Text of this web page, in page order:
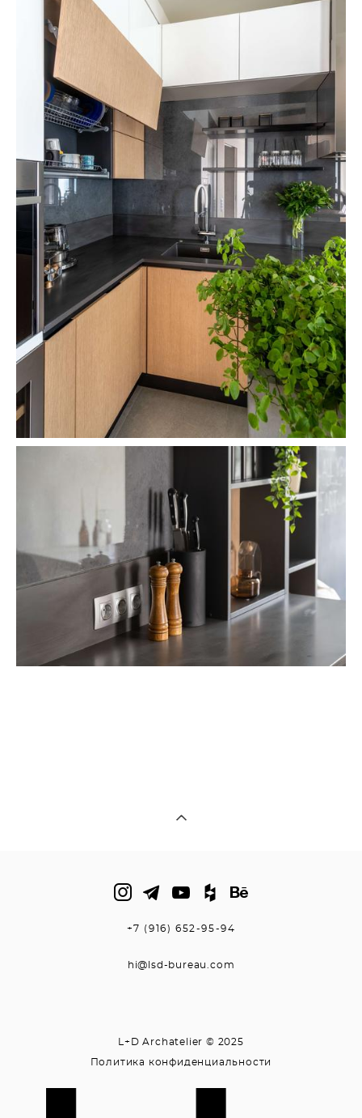
+7 (916) 652-95-94
hi@lsd-bureau.com
L+D Archatelier © 2025
Политика конфиденциальности